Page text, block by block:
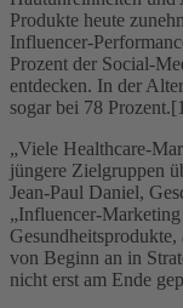
Produkte heute
Influencer-
Prozent der Social-
entdecken. In der
sogar bei 78
„Viele Healthcare-
jüngere Zielgruppen
Jean-Paul Daniel,
„Influencer-
von Beginn an in
nicht erst am Ende